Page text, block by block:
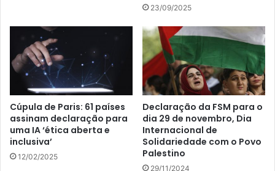
23/09/2025
Cúpula de Paris: 61 países
assinam declaração para
uma IA ‘ética aberta e
inclusiva’
12/02/2025
Declaração da FSM para o
dia 29 de novembro, Dia
Internacional de
Solidariedade com o Povo
Palestino
29/11/2024